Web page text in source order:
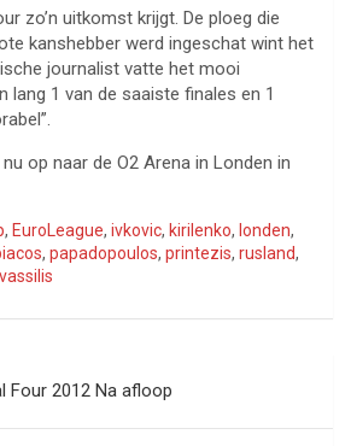
zo’n uitkomst krijgt. De ploeg die
kanshebber werd ingeschat wint het
journalist vatte het mooi
lang 1 van de saaiste finales en 1
op naar de O2 Arena in Londen in
, EuroLeague, ivkovic, kirilenko, londen,
, papadopoulos, printezis, rusland,
vassilis
Four 2012 Na afloop